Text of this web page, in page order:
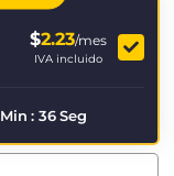
$2.23/mes
IVA incluido
Min : 36Seg